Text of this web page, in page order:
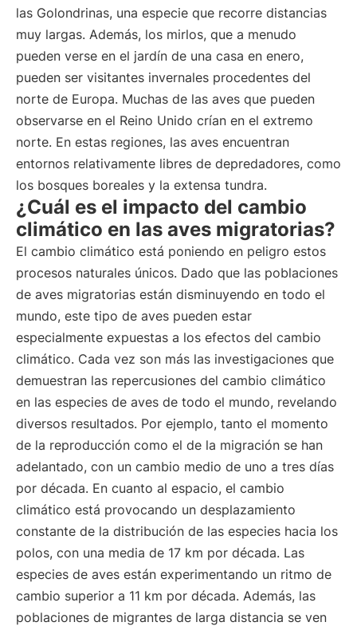
las Golondrinas, una especie que recorre distancias
muy largas. Además, los mirlos, que a menudo
pueden verse en el jardín de una casa en enero,
pueden ser visitantes invernales procedentes del
norte de Europa. Muchas de las aves que pueden
observarse en el Reino Unido crían en el extremo
norte. En estas regiones, las aves encuentran
entornos relativamente libres de depredadores, como
los bosques boreales y la extensa tundra.
¿Cuál es el impacto del cambio
climático en las aves migratorias?
El cambio climático está poniendo en peligro estos
procesos naturales únicos. Dado que las poblaciones
de aves migratorias están disminuyendo en todo el
mundo, este tipo de aves pueden estar
especialmente expuestas a los efectos del cambio
climático. Cada vez son más las investigaciones que
demuestran las repercusiones del cambio climático
en las especies de aves de todo el mundo, revelando
diversos resultados. Por ejemplo, tanto el momento
de la reproducción como el de la migración se han
adelantado, con un cambio medio de uno a tres días
por década. En cuanto al espacio, el cambio
climático está provocando un desplazamiento
constante de la distribución de las especies hacia los
polos, con una media de 17 km por década. Las
especies de aves están experimentando un ritmo de
cambio superior a 11 km por década. Además, las
poblaciones de migrantes de larga distancia se ven